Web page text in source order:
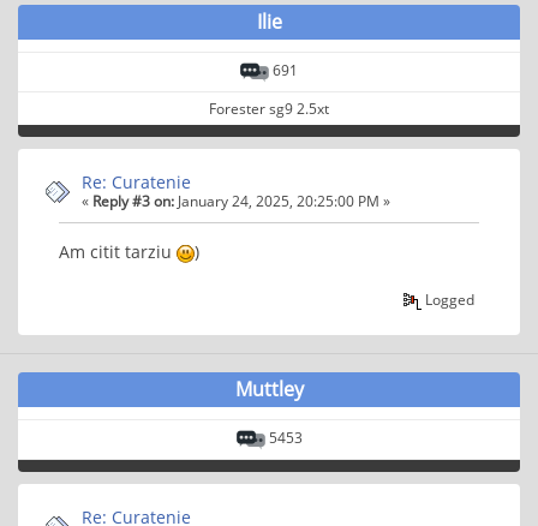
Ilie
691
Forester sg9 2.5xt
Re: Curatenie
« Reply #3 on: January 24, 2025, 20:25:00 PM »
Am citit tarziu )
Logged
Muttley
5453
Re: Curatenie